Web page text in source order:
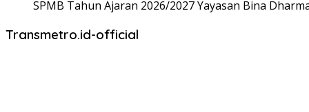
SPMB Tahun Ajaran 2026/2027 Yayasan Bina
Transmetro.id-official